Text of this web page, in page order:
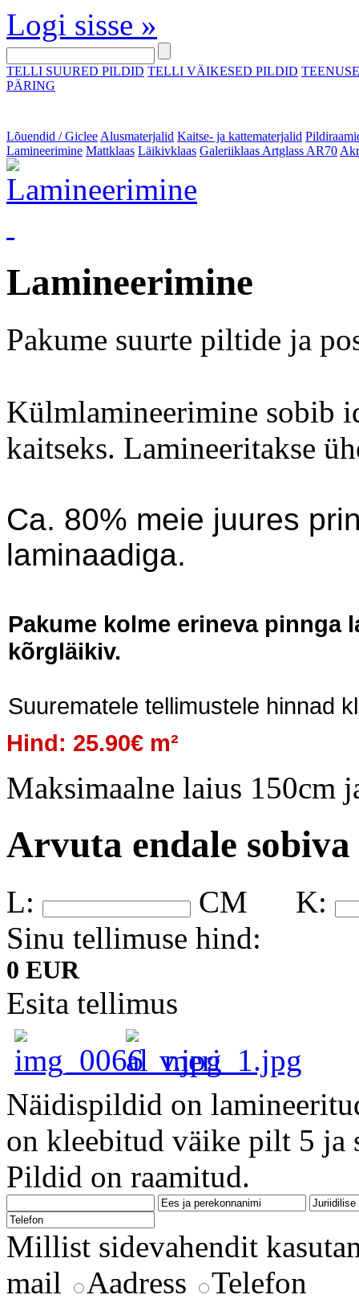
Logi sisse »
TELLI SUURED PILDID TELLI VÄIKESED PILDID
PÄRING
Lõuendid / Giclee Alusmaterjalid Kaitse- ja kattematerjalid
Lamineerimine Mattklaas Läikivklaas Galeriiklaas Artglass AR70
Lamineerimine
Pakume suurte piltide ja
Külmlamineerimine sobib
kaitseks. Lamineeritakse
Ca. 80% meie juures
laminaadiga.
Pakume kolme erineva
kõrgläikiv.
Suurematele tellimustele hinnad
Hind: 25.90€ m²
Maksimaalne laius 150cm
Arvuta endale
L: CM
K:
Sinu tellimuse hind:
0 EUR
Esita tellimus
Näidispildid on
on kleebitud väike pilt 5 ja
Pildid on raamitud.
Millist sidevahendit
mail
Aadress Telefon